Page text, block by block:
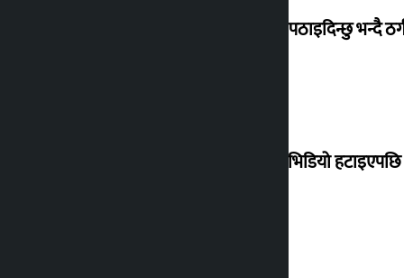
बेलायत पठाइदिन्छु भन्दै
मोदीको भिडियो